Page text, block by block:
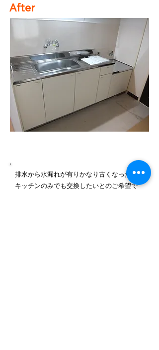
After
排水から水漏れが有りかなり古くなったので
キッチンのみでも交換したいとのご希望で